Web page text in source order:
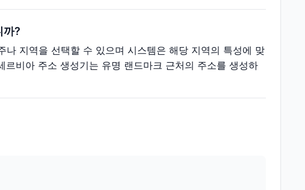
까?
지역을 선택할 수 있으며 시스템은 해당 지역의 특성에 맞
비아 주소 생성기는 유명 랜드마크 근처의 주소를 생성하